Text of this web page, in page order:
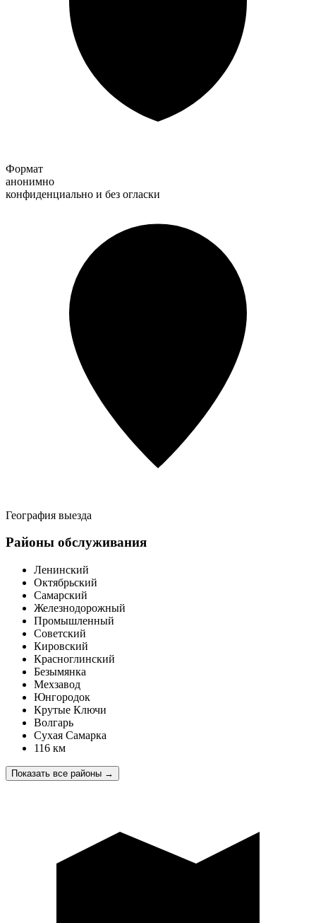
Формат
анонимно
конфиденциально и без огласки
География выезда
Районы обслуживания
Ленинский
Октябрьский
Самарский
Железнодорожный
Промышленный
Советский
Кировский
Красноглинский
Безымянка
Мехзавод
Юнгородок
Крутые Ключи
Волгарь
Сухая Самарка
116 км
Показать все районы →